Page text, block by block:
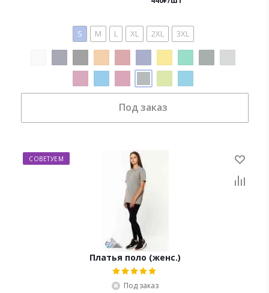
S M L XL 2XL 3XL
Под заказ
СОВЕТУЕМ
Платья поло (женс.)
Под заказ